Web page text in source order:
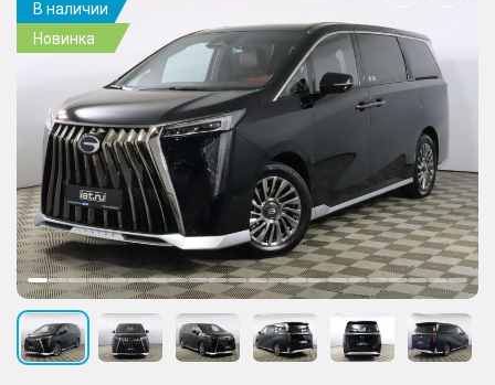
В наличии
Новинка
избранное